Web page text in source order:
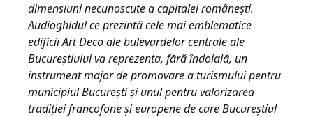
dimensiuni necunoscute a capitalei româneşti.
Audioghidul ce prezintă cele mai emblematice
edificii Art Deco ale bulevardelor centrale ale
Bucureştiului va reprezenta, fără îndoială, un
instrument major de promovare a turismului pentru
municipiul București şi unul pentru valorizarea
tradiţiei francofone şi europene de care Bucureştiul